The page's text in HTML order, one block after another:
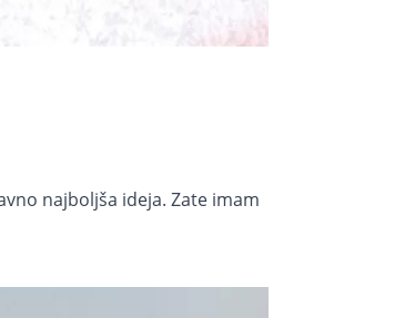
najboljša ideja. Zate imam